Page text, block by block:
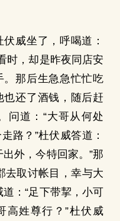
威坐了，呼喝道：
时，却是昨夜同店安
那后生急急忙忙吃
也还了酒钱，随后赶
问道：“大哥从何处
路？”杜伏威答道：
外，今特回家。”那
去取讨帐目，幸与大
：“足下带挈，小可
高姓尊行？”杜伏威